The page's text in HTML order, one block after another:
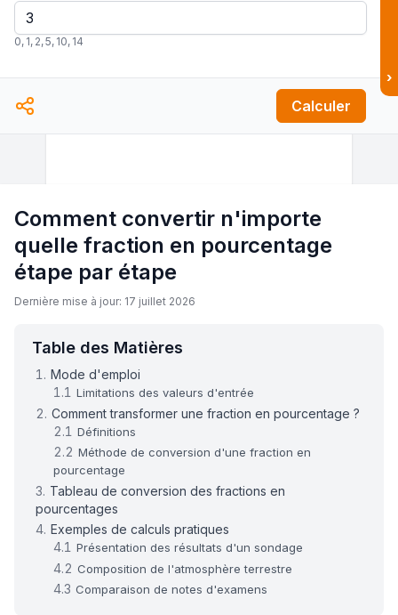
0, 1, 2,5, 10, 14
Calculer
›
Comment convertir n'importe
quelle fraction en pourcentage
étape par étape
Dernière mise à jour: 17 juillet 2026
Table des Matières
Mode d'emploi
Limitations des valeurs d'entrée
Comment transformer une fraction en pourcentage ?
Définitions
Méthode de conversion d'une fraction en
pourcentage
Tableau de conversion des fractions en
pourcentages
Exemples de calculs pratiques
Présentation des résultats d'un sondage
Composition de l'atmosphère terrestre
Comparaison de notes d'examens